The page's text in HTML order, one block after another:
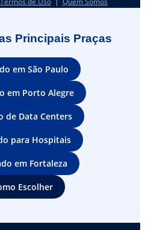
Principais Praças
em São Paulo
em Porto Alegre
de Data Centers
para Hospitais
em Fortaleza
Escolher